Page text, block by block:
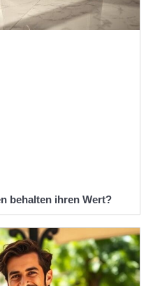
behalten ihren Wert?